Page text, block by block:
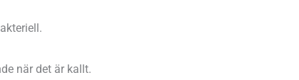
när det är kallt.